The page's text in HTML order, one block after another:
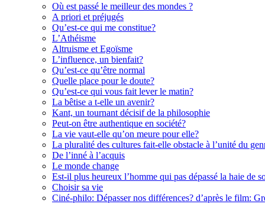
Où est passé le meilleur des mondes ?
A priori et préjugés
Qu’est-ce qui me constitue?
L’Athéisme
Altruisme et Egoïsme
L’influence, un bienfait?
Qu’est-ce qu’être normal
Quelle place pour le doute?
Qu’est-ce qui vous fait lever le matin?
La bêtise a t-elle un avenir?
Kant, un tournant décisif de la philosophie
Peut-on être authentique en société?
La vie vaut-elle qu’on meure pour elle?
La pluralité des cultures fait-elle obstacle à l’unité du
De l’inné à l’acquis
Le monde change
Est-il plus heureux l’homme qui pas dépassé la haie de
Choisir sa vie
Ciné-philo: Dépasser nos différences? d’après le film: